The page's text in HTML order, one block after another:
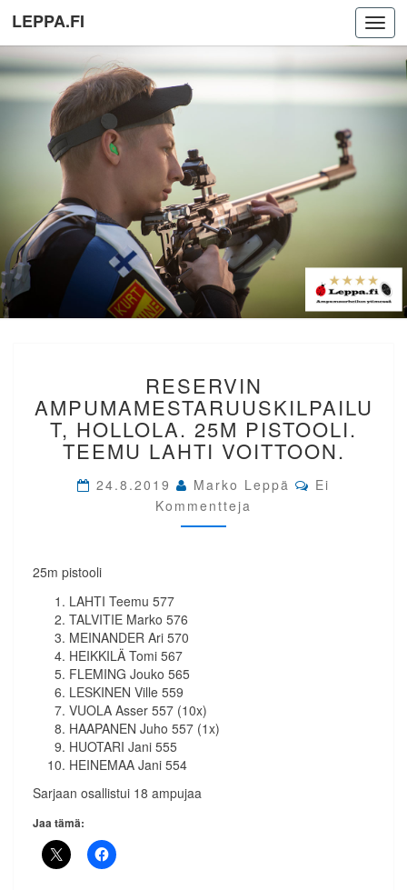
LEPPA.FI
HOLLOLA.
25M
PISTOOLI.
TEEMU
VOITTOON.
RESERVIN
AMPUMAMESTARUUSKILPAILU
T, HOLLOLA. 25M PISTOOLI.
TEEMU LAHTI VOITTOON.
24.8.2019 Marko Leppä Comments
Ei
Kommentteja
25m pistooli
LAHTI Teemu 577
TALVITIE Marko 576
MEINANDER Ari 570
HEIKKILÄ Tomi 567
FLEMING Jouko 565
LESKINEN Ville 559
VUOLA Asser 557 (10x)
HAAPANEN Juho 557 (1x)
HUOTARI Jani 555
HEINEMAA Jani 554
Sarjaan osallistui 18 ampujaa
Jaa tämä: